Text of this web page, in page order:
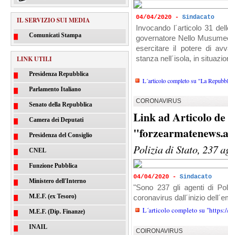
IL SERVIZIO SUI MEDIA
Comunicati Stampa
LINK UTILI
Presidenza Repubblica
Parlamento Italiano
Senato della Repubblica
Camera dei Deputati
Presidenza del Consiglio
CNEL
Funzione Pubblica
Ministero dell'Interno
M.E.F. (ex Tesoro)
M.E.F. (Dip. Finanze)
INAIL
04/04/2020 - Sindacato
Invocando l´articolo 31
governatore Nello
esercitare il potere di
stanza nell´isola, in
L´articolo completo su "La
CORONAVIRUS
Link ad Articolo de
Polizia di Stato, 237
04/04/2020 - Sindacato
"Sono 237 gli agenti di
coronavirus dall´inizio
L´articolo completo su
COIRONAVIRUS